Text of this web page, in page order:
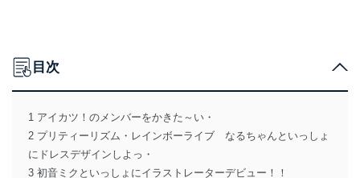
目次
1 アイカツ！のメンバーをかきた～い・
2 プリティーリズム・レインボーライブ なるちゃんといっしょ
にドレスデザインしよっ・
3 初音ミクといっしょにイラストレーターデビュー！！